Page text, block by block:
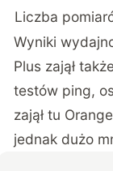
Liczba
Wyniki
Plus zajął
testów ping,
zajął tu
jednak dużo